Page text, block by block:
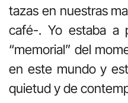
tazas en nuestras
café-. Yo estaba a
“memorial” del
en este mundo y
quietud y de